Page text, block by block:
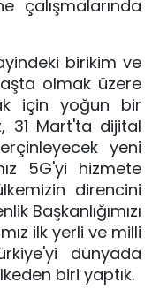
çalışmalarında
birikim ve
olmak üzere
için yoğun bir
31 Mart'ta dijital
yeni
5G'yi hizmete
direncini
Başkanlığımızı
ilk yerli ve milli
dünyada
biri yaptık.